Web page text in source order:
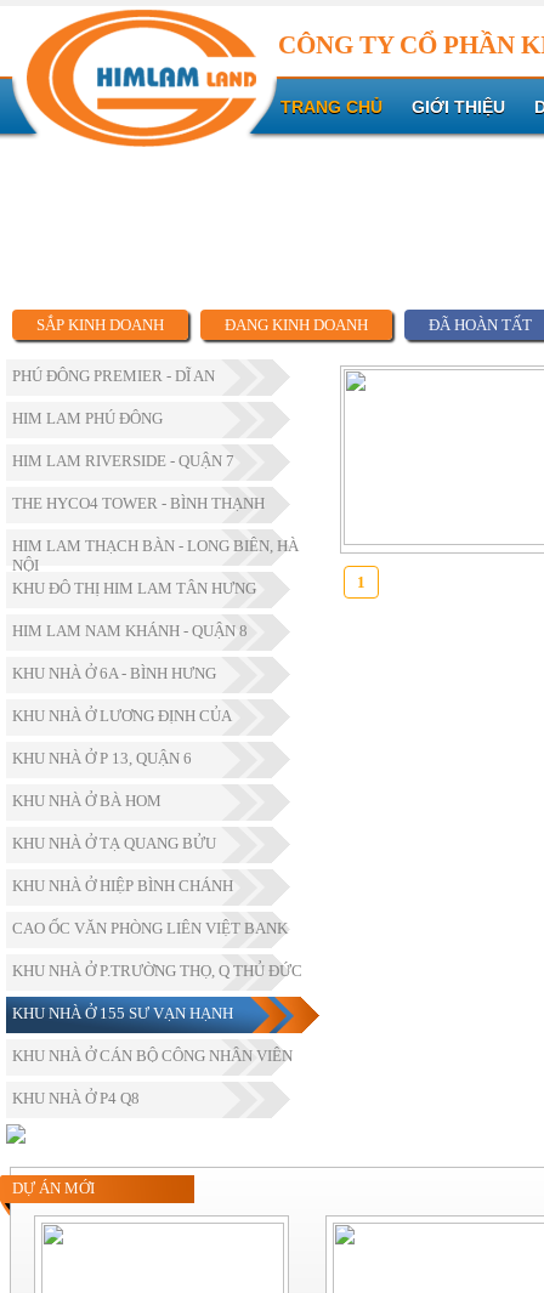
CÔNG TY CỔ PHẦN
TRANG CHỦ GIỚI THIỆU
SẮP KINH DOANH ĐANG KINH DOANH ĐÃ HOÀN TẤT
PHÚ ĐÔNG PREMIER - DĨ AN
HIM LAM PHÚ ĐÔNG
HIM LAM RIVERSIDE - QUẬN 7
THE HYCO4 TOWER - BÌNH THẠNH
HIM LAM THẠCH BÀN - LONG BIÊN, HÀ
NỘI
KHU ĐÔ THỊ HIM LAM TÂN HƯNG
HIM LAM NAM KHÁNH - QUẬN 8
KHU NHÀ Ở 6A - BÌNH HƯNG
KHU NHÀ Ở LƯƠNG ĐỊNH CỦA
KHU NHÀ Ở P 13, QUẬN 6
KHU NHÀ Ở BÀ HOM
KHU NHÀ Ở TẠ QUANG BỬU
KHU NHÀ Ở HIỆP BÌNH CHÁNH
CAO ỐC VĂN PHÒNG LIÊN VIỆT BANK
KHU NHÀ Ở P.TRƯỜNG THỌ, Q THỦ ĐỨC
KHU NHÀ Ở 155 SƯ VẠN HẠNH
KHU NHÀ Ở CÁN BỘ CÔNG NHÂN VIÊN
KHU NHÀ Ở P4 Q8
1
DỰ ÁN MỚI